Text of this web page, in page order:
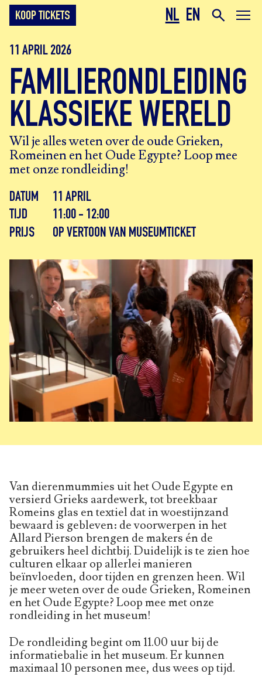
NL EN
KOOP TICKETS
11 APRIL 2026
FAMILIERONDLEIDING
KLASSIEKE WERELD
Wil je alles weten over de oude Grieken,
Romeinen en het Oude Egypte? Loop mee
met onze rondleiding!
DATUM
11 APRIL
TIJD
11:00 - 12:00
PRIJS
OP VERTOON VAN MUSEUMTICKET
Van dierenmummies uit het Oude Egypte en
versierd Grieks aardewerk, tot breekbaar
Romeins glas en textiel dat in woestijnzand
bewaard is gebleven: de voorwerpen in het
Allard Pierson brengen de makers én de
gebruikers heel dichtbij. Duidelijk is te zien hoe
culturen elkaar op allerlei manieren
beïnvloeden, door tijden en grenzen heen. Wil
je meer weten over de oude Grieken, Romeinen
en het Oude Egypte? Loop mee met onze
rondleiding in het museum!
De rondleiding begint om 11.00 uur bij de
informatiebalie in het museum. Er kunnen
maximaal 10 personen mee, dus wees op tijd.